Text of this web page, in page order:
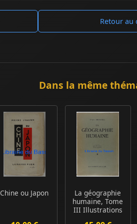
Retour au
Dans la même
Chine ou Japon
La géographie
humaine, Tome
III Illustrations